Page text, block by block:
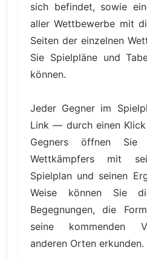
sich befindet, sowie
aller Wettbewerbe mit
Seiten der einzelnen
Sie Spielpläne und
können.
Jeder Gegner im
Link — durch einen
Gegners öffnen
Wettkämpfers mit
Spielplan und seinen
Weise können Sie
Begegnungen, die
seine kommenden
anderen Orten erkunden.